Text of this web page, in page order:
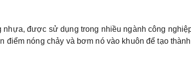
được sử dụng trong nhiều ngành công
nóng chảy và bơm nó vào khuôn để tạo